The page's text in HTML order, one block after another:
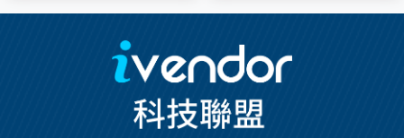
業用插座/岸電/機房)